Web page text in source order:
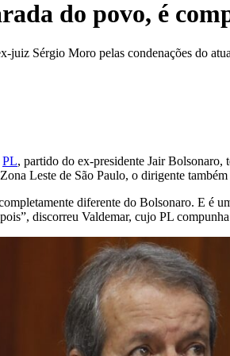
do povo, é
juiz Sérgio Moro pelas condenações do
PL, partido do ex-presidente Jair
Leste de São Paulo, o dirigente
diferente do Bolsonaro. E é
discorreu Valdemar, cujo PL